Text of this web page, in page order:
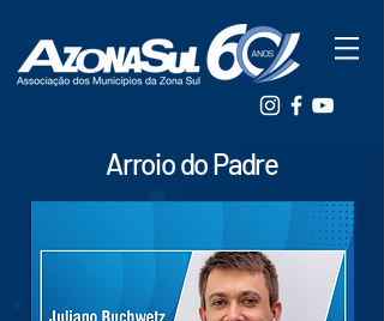
Arroio do Padre